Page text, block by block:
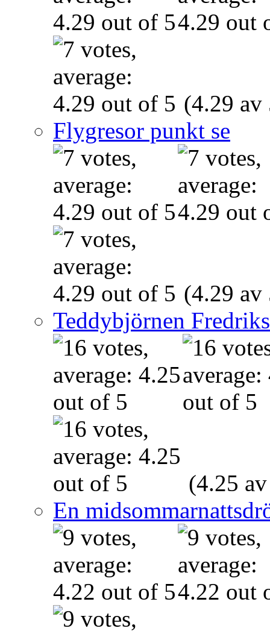
(4.29 av
Flygresor punkt se
(4.29 av
Teddybjörnen
(4.25
En